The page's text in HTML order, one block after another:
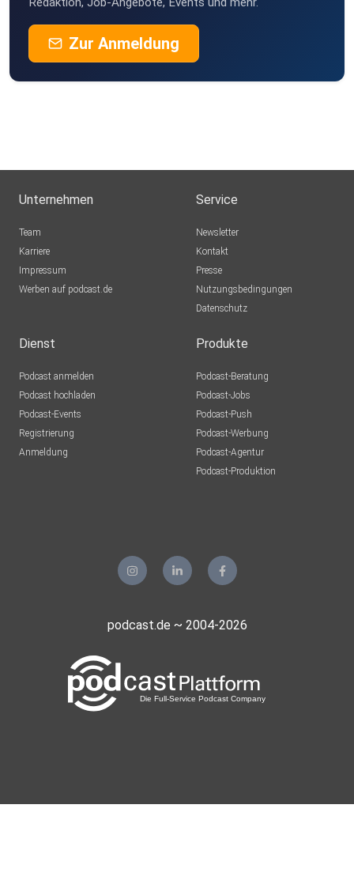
Zur Anmeldung
Unternehmen
Team
Karriere
Impressum
Werben auf podcast.de
Service
Newsletter
Kontakt
Presse
Nutzungsbedingungen
Datenschutz
Dienst
Podcast anmelden
Podcast hochladen
Podcast-Events
Registrierung
Anmeldung
Produkte
Podcast-Beratung
Podcast-Jobs
Podcast-Push
Podcast-Werbung
Podcast-Agentur
Podcast-Produktion
podcast.de ~ 2004-2026